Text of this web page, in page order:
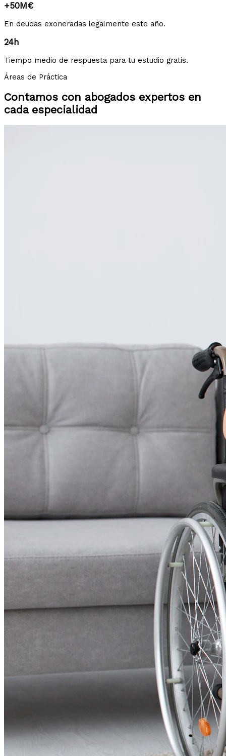
+50M€
En deudas exoneradas legalmente este año.
24h
Tiempo medio de respuesta para tu estudio gratis.
Áreas de Práctica
Contamos con abogados expertos en
cada especialidad